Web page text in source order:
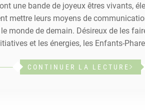
une bande de joyeux êtres vivants,
mettre leurs moyens de
monde de demain. Désireux de les
et les énergies, les Enfants-Phare
CONTINUER LA LECTURE